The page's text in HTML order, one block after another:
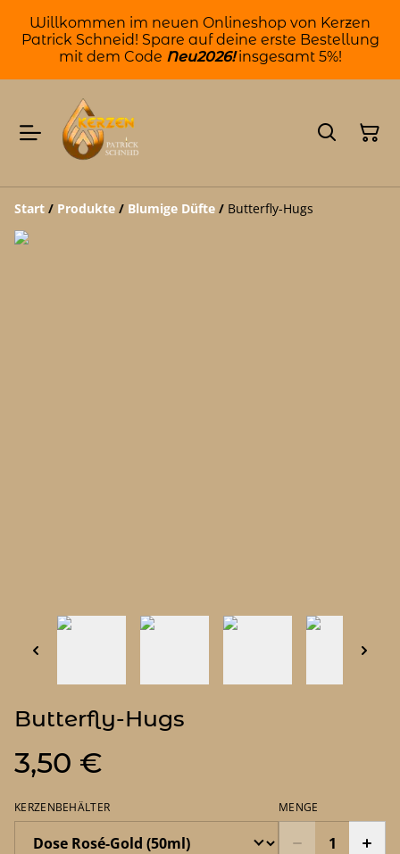
Willkommen im neuen Onlineshop von Kerzen
Patrick Schneid! Spare auf deine erste Bestellung
mit dem Code Neu2026!insgesamt 5%!
Start / Produkte / Blumige Düfte / Butterfly-Hugs
Butterfly-Hugs
3,50 €
KERZENBEHÄLTER MENGE